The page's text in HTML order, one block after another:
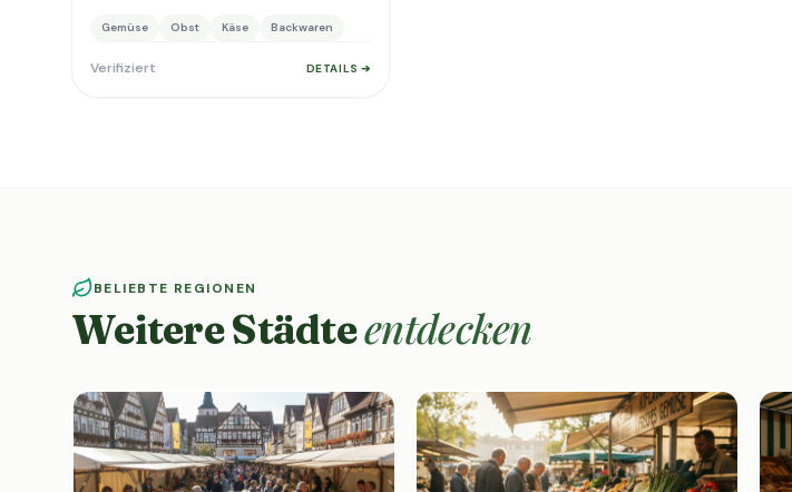
Gemüse Obst Käse Backwaren
Verifiziert DETAILS ➔
BELIEBTE REGIONEN
Weitere Städteentdecken